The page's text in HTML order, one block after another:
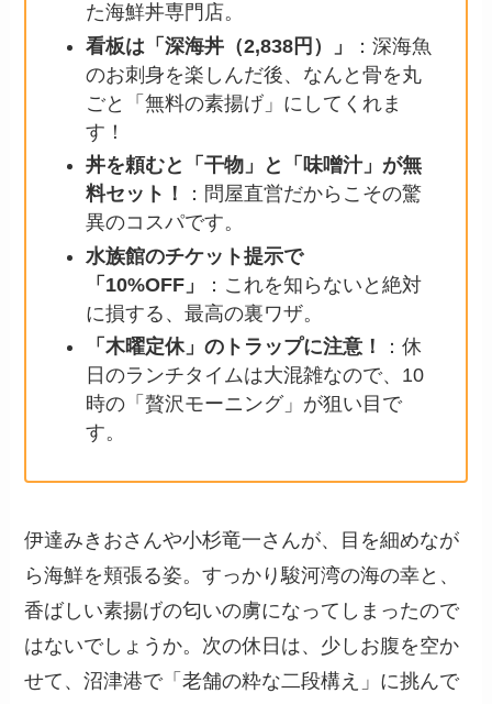
た海鮮丼専門店。
看板は「深海丼（2,838円）」
：深海魚
のお刺身を楽しんだ後、なんと骨を丸
ごと「無料の素揚げ」にしてくれま
す！
丼を頼むと「干物」と「味噌汁」が無
料セット！
：問屋直営だからこその驚
異のコスパです。
水族館のチケット提示で
「10%OFF」
：これを知らないと絶対
に損する、最高の裏ワザ。
「木曜定休」のトラップに注意！
：休
日のランチタイムは大混雑なので、10
時の「贅沢モーニング」が狙い目で
す。
伊達みきおさんや小杉竜一さんが、目を細めなが
ら海鮮を頬張る姿。すっかり駿河湾の海の幸と、
香ばしい素揚げの匂いの虜になってしまったので
はないでしょうか。次の休日は、少しお腹を空か
せて、沼津港で「老舗の粋な二段構え」に挑んで